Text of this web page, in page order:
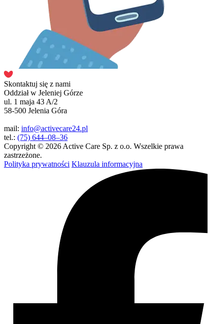
Skontaktuj się z nami
Oddział w Jeleniej Górze
ul. 1 maja 43 A/2
58-500 Jelenia Góra
mail: info@activecare24.pl
tel.: (75) 644–08–36
Copyright © 2026 Active Care Sp. z o.o. Wszelkie prawa
zastrzeżone.
Polityka prywatności Klauzula informacyjna